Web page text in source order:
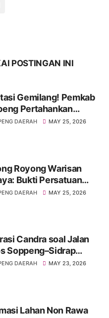
POSTINGAN INI
Gemilang! Pemkab
Pertahankan
WTP Tahun 2026
DAERAH MAY 25, 2026
Royong Warisan
Bukti Persatuan
di Balik Berdirinya
DAERAH MAY 25, 2026
Candra soal Jalan
Soppeng–Sidrap
Hasil, Supriadi Arif
DAERAH MAY 23, 2026
Lahan Non Rawa